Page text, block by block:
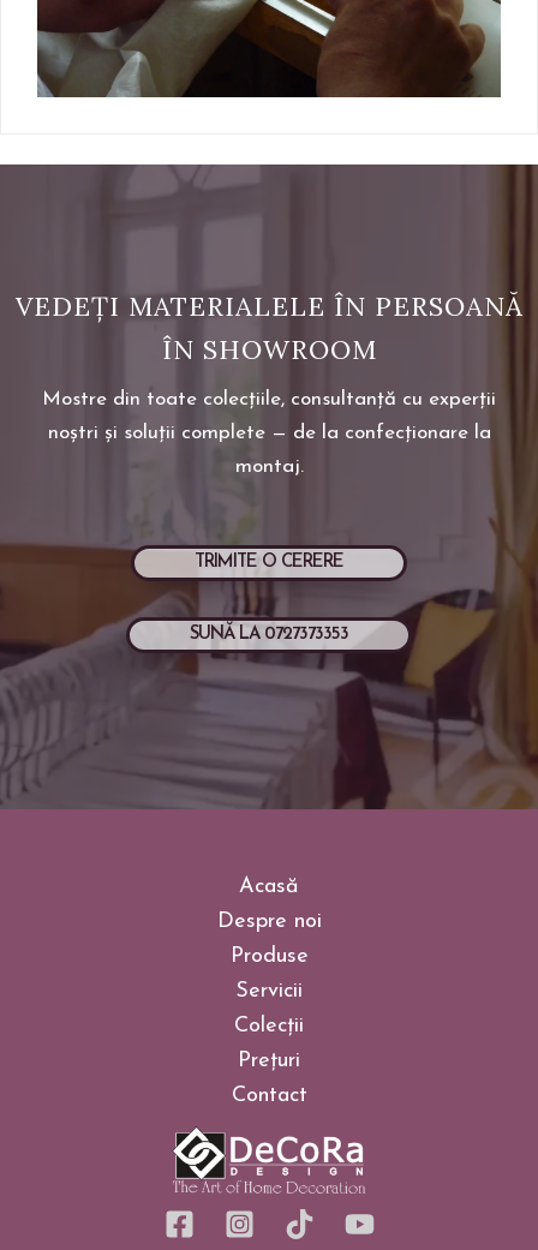
VEDEȚI MATERIALELE ÎN PERSOANĂ
ÎN SHOWROOM
Mostre din toate colecțiile, consultanță cu experții
noștri și soluții complete — de la confecționare la
montaj.
TRIMITE O CERERE
SUNĂ LA 0727373353
Acasă
Despre noi
Produse
Servicii
Colecții
Prețuri
Contact